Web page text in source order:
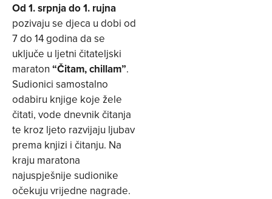
Od 1. srpnja do 1. rujna
pozivaju se djeca u dobi od
7 do 14 godina da se
uključe u ljetni čitateljski
maraton “Čitam, chillam”.
Sudionici samostalno
odabiru knjige koje žele
čitati, vode dnevnik čitanja
te kroz ljeto razvijaju ljubav
prema knjizi i čitanju. Na
kraju maratona
najuspješnije sudionike
očekuju vrijedne nagrade.